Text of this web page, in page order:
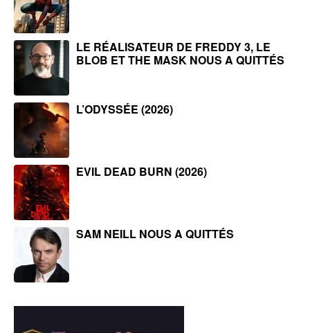
LE RÉALISATEUR DE FREDDY 3, LE
BLOB ET THE MASK NOUS A QUITTÉS
L’ODYSSÉE (2026)
EVIL DEAD BURN (2026)
SAM NEILL NOUS A QUITTÉS